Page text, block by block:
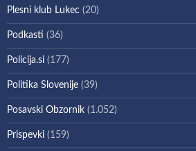
Plesni klub Lukec (20)
Podkasti (36)
Policija.si (177)
Politika Slovenije (39)
Posavski Obzornik (1.052)
Prispevki (159)